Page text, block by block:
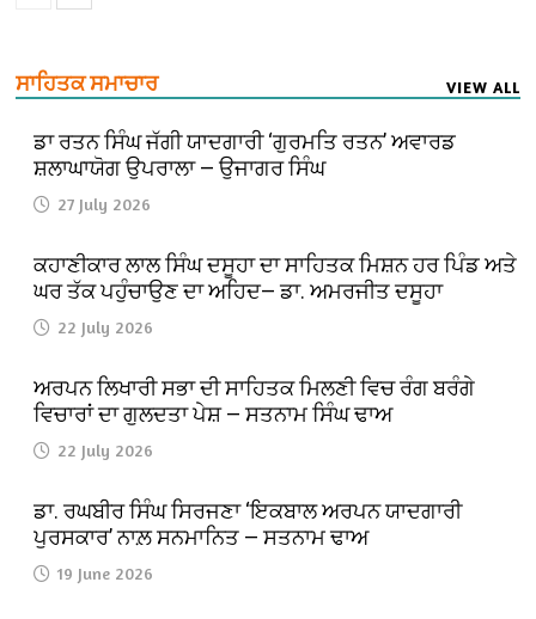
ਸਾਹਿਤਕ ਸਮਾਚਾਰ VIEW ALL
ਡਾ ਰਤਨ ਸਿੰਘ ਜੱਗੀ ਯਾਦਗਾਰੀ ‘ਗੁਰਮਤਿ ਰਤਨ’ ਅਵਾਰਡ
ਸ਼ਲਾਘਾਯੋਗ ਉਪਰਾਲਾ — ਉਜਾਗਰ ਸਿੰਘ
27 July 2026
ਕਹਾਣੀਕਾਰ ਲਾਲ ਸਿੰਘ ਦਸੂਹਾ ਦਾ ਸਾਹਿਤਕ ਮਿਸ਼ਨ ਹਰ ਪਿੰਡ ਅਤੇ
ਘਰ ਤੱਕ ਪਹੁੰਚਾਉਣ ਦਾ ਅਹਿਦ— ਡਾ. ਅਮਰਜੀਤ ਦਸੂਹਾ
22 July 2026
ਅਰਪਨ ਲਿਖਾਰੀ ਸਭਾ ਦੀ ਸਾਹਿਤਕ ਮਿਲਣੀ ਵਿਚ ਰੰਗ ਬਰੰਗੇ
ਵਿਚਾਰਾਂ ਦਾ ਗੁਲਦਤਾ ਪੇਸ਼ — ਸਤਨਾਮ ਸਿੰਘ ਢਾਅ
22 July 2026
ਡਾ. ਰਘਬੀਰ ਸਿੰਘ ਸਿਰਜਣਾ ‘ਇਕਬਾਲ ਅਰਪਨ ਯਾਦਗਾਰੀ
ਪੁਰਸਕਾਰ’ ਨਾਲ਼ ਸਨਮਾਨਿਤ — ਸਤਨਾਮ ਢਾਅ
19 June 2026